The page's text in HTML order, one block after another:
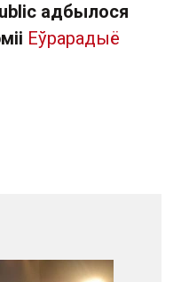
адбылося
Еўрарадыё